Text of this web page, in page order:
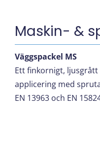
Maskin- &
Väggspackel MS
Ett finkornigt,
applicering med
EN 13963 och EN